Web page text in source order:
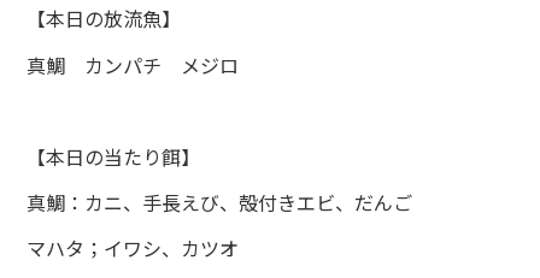
【本日の放流魚】
真鯛 カンパチ メジロ
【本日の当たり餌】
真鯛：カニ、手長えび、殻付きエビ、だんご
マハタ；イワシ、カツオ